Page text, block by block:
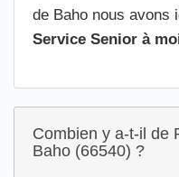
de Baho nous avons
Service Senior à
Combien y a-t-il de
Baho (66540) ?